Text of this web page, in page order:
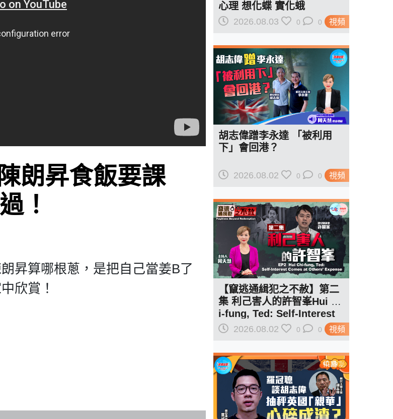
朗昇食飯要課
！
昇算哪根蔥，是把自己當姜B了
欣賞！
視頻
心理 想化蝶 實化蛾
2026.08.03 0 0
視頻
胡志偉蹭李永達 「被利用
下」會回港？
2026.08.02 0 0
視頻
【竄逃通緝犯之不赦】第二
集 利己害人的許智峯Hui Ch
i-fung, Ted: Self-Interest
Comes at Others' Expens
2026.08.02 0 0